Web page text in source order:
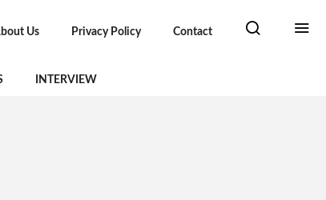
Us Privacy Policy Contact
INTERVIEW